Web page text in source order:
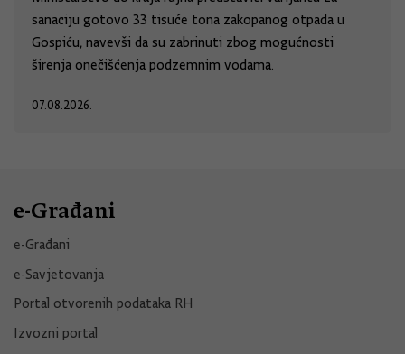
sanaciju gotovo 33 tisuće tona zakopanog otpada u
Gospiću, navevši da su zabrinuti zbog mogućnosti
širenja onečišćenja podzemnim vodama.
07.08.2026.
e-Građani
e-Građani
e-Savjetovanja
Portal otvorenih podataka RH
Izvozni portal